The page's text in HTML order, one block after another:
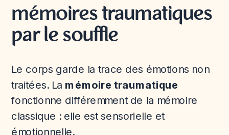
mémoires traumatiques
par le souffle
Le corps garde la trace des émotions non
traitées. La mémoire traumatique
fonctionne différemment de la mémoire
classique : elle est sensorielle et
émotionnelle.